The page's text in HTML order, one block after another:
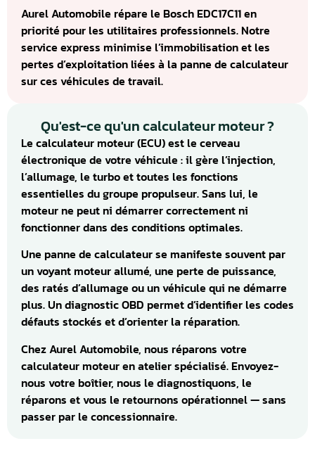
Aurel Automobile répare le Bosch EDC17C11 en
priorité pour les utilitaires professionnels. Notre
service express minimise l’immobilisation et les
pertes d’exploitation liées à la panne de calculateur
sur ces véhicules de travail.
Qu'est-ce qu'un calculateur moteur ?
Le calculateur moteur (ECU) est le cerveau
électronique de votre véhicule : il gère l’injection,
l’allumage, le turbo et toutes les fonctions
essentielles du groupe propulseur. Sans lui, le
moteur ne peut ni démarrer correctement ni
fonctionner dans des conditions optimales.
Une panne de calculateur se manifeste souvent par
un voyant moteur allumé, une perte de puissance,
des ratés d’allumage ou un véhicule qui ne démarre
plus. Un diagnostic OBD permet d’identifier les codes
défauts stockés et d’orienter la réparation.
Chez Aurel Automobile, nous réparons votre
calculateur moteur en atelier spécialisé. Envoyez-
nous votre boîtier, nous le diagnostiquons, le
réparons et vous le retournons opérationnel — sans
passer par le concessionnaire.